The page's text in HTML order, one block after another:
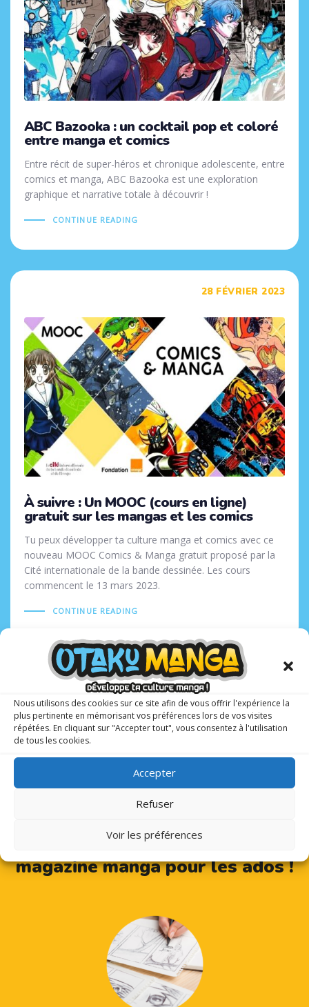
Nous utilisons des cookies sur ce site afin de vous offrir l'expérience la
plus pertinente en mémorisant vos préférences lors de vos visites
répétées. En cliquant sur "Accepter tout", vous consentez à l'utilisation
de tous les cookies.
Accepter
Refuser
Voir les préférences
ABC Bazooka : un cocktail pop et coloré
entre manga et comics
Entre récit de super-héros et chronique adolescente, entre
comics et manga, ABC Bazooka est une exploration
graphique et narrative totale à découvrir !
CONTINUE READING
28 FÉVRIER 2023
À suivre : Un MOOC (cours en ligne)
gratuit sur les mangas et les comics
Tu peux développer ta culture manga et comics avec ce
nouveau MOOC Comics & Manga gratuit proposé par la
Cité internationale de la bande dessinée. Les cours
commencent le 13 mars 2023.
CONTINUE READING
Otaku Manga : le premier
magazine manga pour les ados !